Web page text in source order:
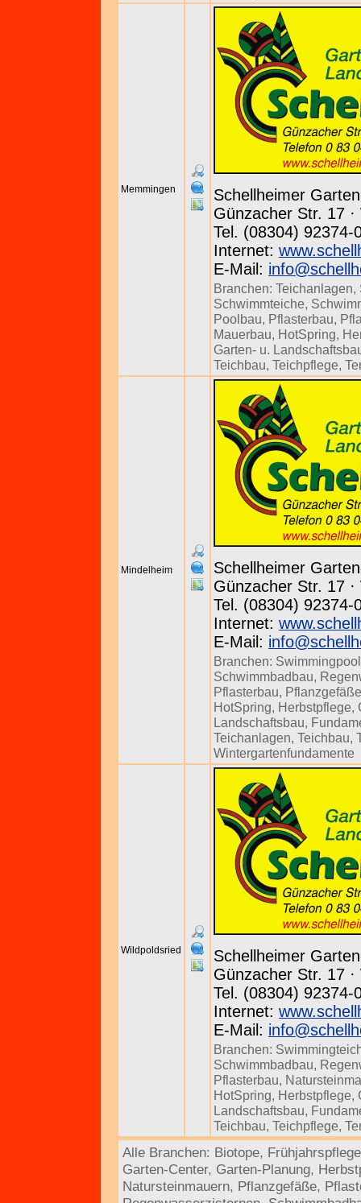
Memmingen
Schellheimer
Günzacher Str. 17
Tel. (08304) 92374-
Internet:
E-Mail:
Branchen: Teichanlagen,
Schwimmteiche,
Poolbau, Pflasterbau,
Mauerbau, HotSpring,
Garten- u.
Teichbau, Teichpflege,
Mindelheim
Schellheimer
Günzacher Str. 17
Tel. (08304) 92374-
Internet:
E-Mail:
Branchen:
Schwimmbadbau,
Pflasterbau, Pflanzgefäße
HotSpring, Herbstpflege,
Landschaftsbau,
Teichanlagen, Teichbau,
Wintergartenfundamente
Wildpoldsried
Schellheimer
Günzacher Str. 17
Tel. (08304) 92374-
Internet:
E-Mail:
Branchen:
Schwimmbadbau,
Pflasterbau,
HotSpring, Herbstpflege,
Landschaftsbau,
Teichbau, Teichpflege,
Alle Branchen: Biotope, Frühjahrspflege
Garten-Center, Garten-Planung,
Natursteinmauern, Pflanzgefäße,